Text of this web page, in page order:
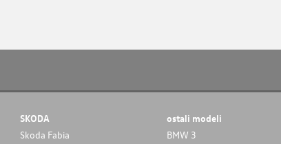
SKODA
Skoda Fabia
ostali modeli
BMW 3